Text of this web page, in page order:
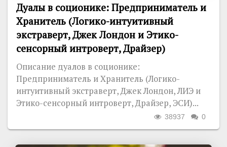
Дуалы в соционике: Предприниматель и
Хранитель (Логико-интуитивный
экстраверт, Джек Лондон и Этико-
сенсорный интроверт, Драйзер)
Описание дуалов в соционике:
Предприниматель и Хранитель (Логико-
интуитивный экстраверт, Джек Лондон, ЛИЭ и
Этико-сенсорный интроверт, Драйзер, ЭСИ)...
0
38937